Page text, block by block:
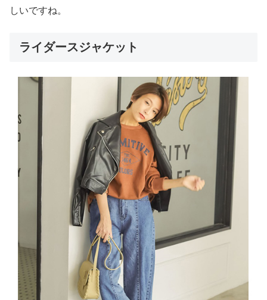
しいですね。
ライダースジャケット